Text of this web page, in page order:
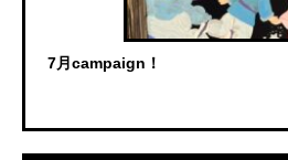
7月campaign！